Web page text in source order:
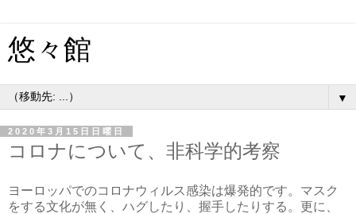
悠々館
▼
2020年3月15日日曜日
コロナについて、非科学的考察
ヨーロッパでのコロナウィルス感染は爆発的です。マスク
をする文化が無く、ハグしたり、握手したりする。更に、